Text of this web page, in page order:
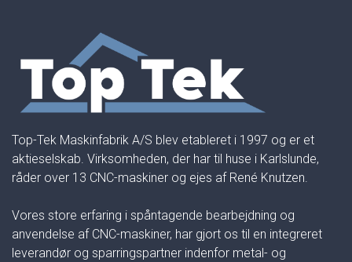
Top-Tek Maskinfabrik A/S blev etableret i 1997 og er et
aktieselskab. Virksomheden, der har til huse i Karlslunde,
råder over 13 CNC-maskiner og ejes af René Knutzen.
Vores store erfaring i spåntagende bearbejdning og
anvendelse af CNC-maskiner, har gjort os til en integreret
leverandør og sparringspartner indenfor metal- og